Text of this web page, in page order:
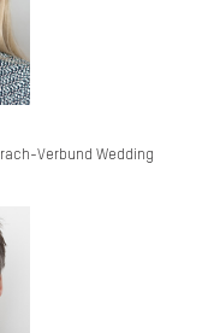
Verbund Wedding